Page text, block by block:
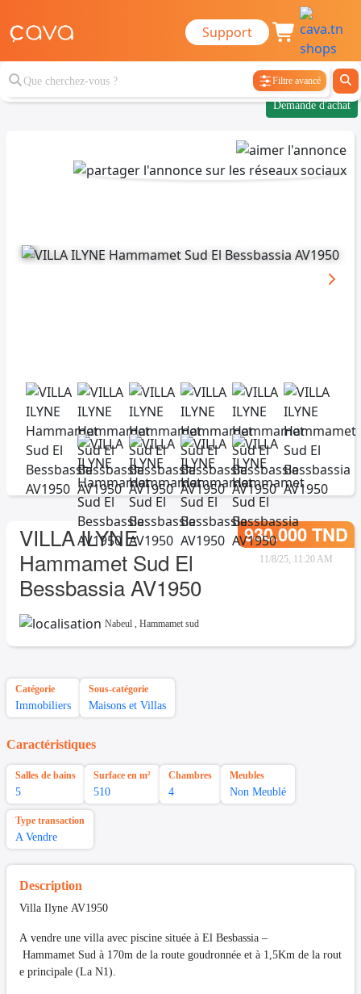
Support
Filtre avancé
Demande d'achat
VILLA ILYNE
Hammamet Sud El
Bessbassia AV1950
930.000 TND
11/8/25, 11:20 AM
Nabeul , Hammamet sud
Catégorie
Immobiliers
Sous-catégorie
Maisons et Villas
Caractéristiques
Salles de bains
5
Surface en m²
510
Chambres
4
Meubles
Non Meublé
Type transaction
A Vendre
Description
Villa Ilyne AV1950
A vendre une villa avec piscine située à El Besbassia –
Hammamet Sud à 170m de la route goudronnée et à 1,5Km de la rout
e principale (La N1).